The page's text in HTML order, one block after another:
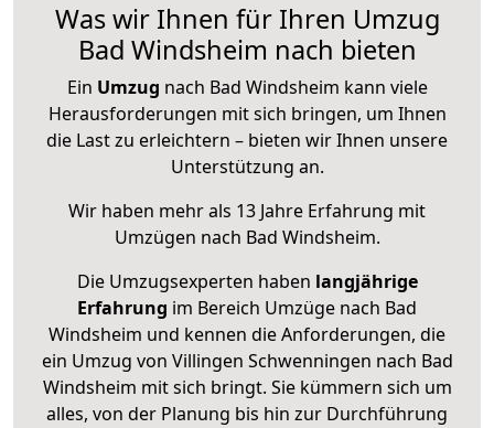
Was wir Ihnen für Ihren Umzug
Bad Windsheim nach bieten
Ein Umzug nach Bad Windsheim kann viele
Herausforderungen mit sich bringen, um Ihnen
die Last zu erleichtern – bieten wir Ihnen unsere
Unterstützung an.
Wir haben mehr als 13 Jahre Erfahrung mit
Umzügen nach Bad Windsheim.
Die Umzugsexperten haben langjährige
Erfahrung im Bereich Umzüge nach Bad
Windsheim und kennen die Anforderungen, die
ein Umzug von Villingen Schwenningen nach Bad
Windsheim mit sich bringt. Sie kümmern sich um
alles, von der Planung bis hin zur Durchführung